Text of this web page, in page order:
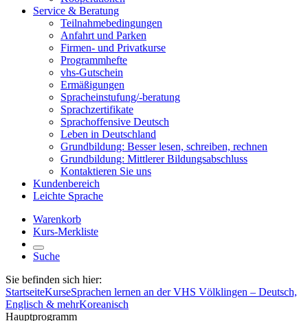
Service & Beratung
Teilnahmebedingungen
Anfahrt und Parken
Firmen- und Privatkurse
Programmhefte
vhs-Gutschein
Ermäßigungen
Spracheinstufung/-beratung
Sprachzertifikate
Sprachoffensive Deutsch
Leben in Deutschland
Grundbildung: Besser lesen, schreiben, rechnen
Grundbildung: Mittlerer Bildungsabschluss
Kontaktieren Sie uns
Kundenbereich
Leichte Sprache
Warenkorb
Kurs-Merkliste
Suche
Sie befinden sich hier:
StartseiteKurseSprachen lernen an der VHS Völklingen – Deutsch,
Englisch & mehrKoreanisch
Hauptprogramm